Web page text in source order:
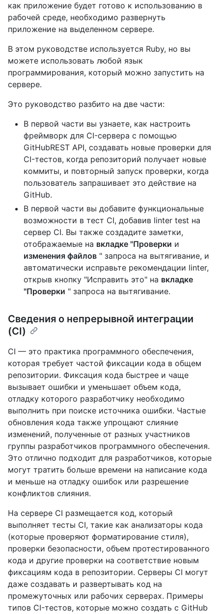
как приложение будет готово к использованию в
рабочей среде, необходимо развернуть
приложение на выделенном сервере.
В этом руководстве используется Ruby, но вы
можете использовать любой язык
программирования, который можно запустить на
сервере.
Это руководство разбито на две части:
В первой части вы узнаете, как настроить
фреймворк для CI-сервера с помощью
GitHubREST API, создавать новые проверки для
CI-тестов, когда репозиторий получает новые
коммиты, и повторный запуск проверки, когда
пользователь запрашивает это действие на
GitHub.
В первой части вы добавите функциональные
возможности в тест CI, добавив linter test на
сервер CI. Вы также создадите заметки,
отображаемые на вкладке "Проверки и
изменения файлов " запроса на вытягивание, и
автоматически исправьте рекомендации linter,
открыв кнопку "Исправить это" на вкладке
"Проверки " запроса на вытягивание.
Сведения о непрерывной интеграции
(CI)
CI — это практика программного обеспечения,
которая требует частой фиксации кода в общем
репозитории. Фиксация кода быстрее и чаще
вызывает ошибки и уменьшает объем кода,
отладку которого разработчику необходимо
выполнить при поиске источника ошибки. Частые
обновления кода также упрощают слияние
изменений, полученные от разных участников
группы разработчиков программного обеспечения.
Это отлично подходит для разработчиков, которые
могут тратить больше времени на написание кода
и меньше на отладку ошибок или разрешение
конфликтов слияния.
На сервере CI размещается код, который
выполняет тесты CI, такие как анализаторы кода
(которые проверяют форматирование стиля),
проверки безопасности, объем протестированного
кода и другие проверки на соответствие новым
фиксациям кода в репозитории. Серверы CI могут
даже создавать и развертывать код на
промежуточных или рабочих серверах. Примеры
типов CI-тестов, которые можно создать с GitHub